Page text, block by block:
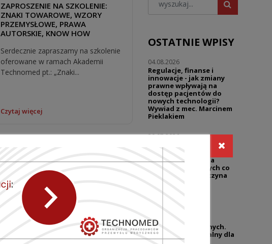
ZAPROSZENIE NA SZKOLENIE:
ZNAKI TOWAROWE, WZORY
PRZEMYSŁOWE, PRAWA
AUTORSKIE, KNOW HOW
Serdecznie zapraszamy na szkolenie
oferowane w ramach Akademii
Technomed pt.: „Znaki...
Czytaj więcej
OSTATNIE WPISY
04.08.2026
Regulacje, finanse i
innowacje - jak zmiany
prawne wpływają na
dostęp pacjentów do
nowych technologii?
Wywiad z mec. Marcinem
Pieklakiem
30.07.2026
Warsztaty | Dialog w
praktyka | Reklama
sklepów medycznych co
wolno, a gdzie zaczyna
niedozwolonych
klauzulach umownych.
Temat wciąż aktualny dla
branży wyrobów